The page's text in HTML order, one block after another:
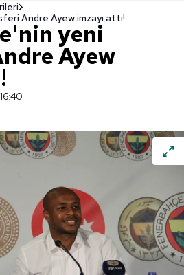
Andre Ayew imzayı attı!
yeni
Ayew